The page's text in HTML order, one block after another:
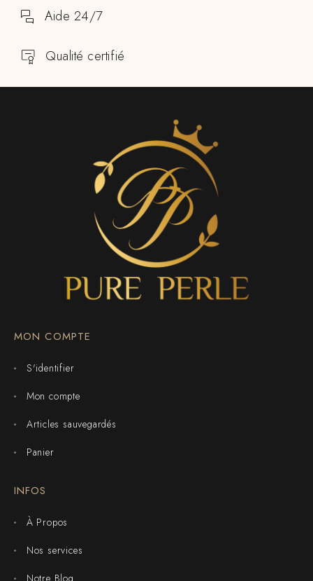
Aide 24/7
Qualité certifié
MON COMPTE
S'identifier
Mon compte
Articles sauvegardés
Panier
INFOS
À Propos
Nos services
Notre Blog